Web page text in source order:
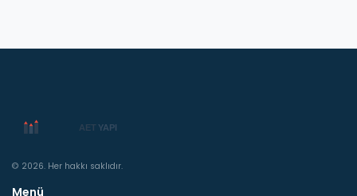
© 2026. Her hakkı saklıdır.
Menü